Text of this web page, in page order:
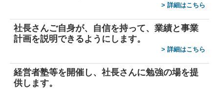
> 詳細はこちら
社長さんご自身が、自信を持って、業績と事業
計画を説明できるようにします。
> 詳細はこちら
経営者塾等を開催 し、 社長さんに勉強の場を提
供します。